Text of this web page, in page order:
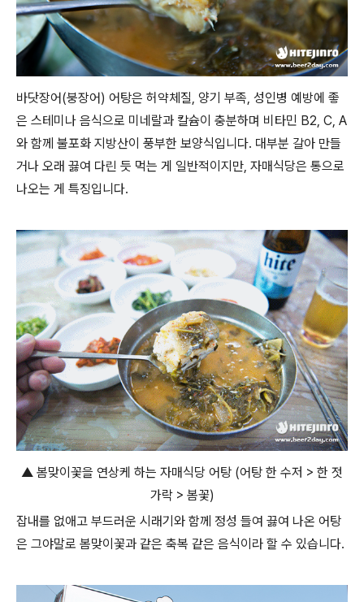
바닷장어(붕장어) 어탕은 허약체질, 양기 부족, 성인병 예방에 좋
은 스테미나 음식으로 미네랄과 칼슘이 충분하며 비타민 B2, C, A
와 함께 불포화 지방산이 풍부한 보양식입니다. 대부분 갈아 만들
거나 오래 끓여 다린 듯 먹는 게 일반적이지만, 자매식당은 통으로
나오는 게 특징입니다.
▲ 봄맞이꽃을 연상케 하는 자매식당 어탕 (어탕 한 수저 > 한 젓
가락 > 봄꽃)
잡내를 없애고 부드러운 시래기와 함께 정성 들여 끓여 나온 어탕
은 그야말로 봄맞이꽃과 같은 축복 같은 음식이라 할 수 있습니다.